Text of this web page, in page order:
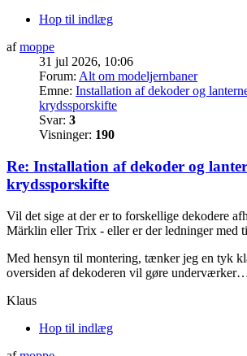
Hop til indlæg
afmoppe
31 jul 2026, 10:06
Forum: Alt om modeljernbaner
Emne: Installation af dekoder og
krydssporskifte
Svar: 3
Visninger: 190
Re: Installation af dekoder og
krydssporskifte
Vil det sige at der er to forskellige dekodere
Märklin eller Trix - eller er der ledninger med
Med hensyn til montering, tænker jeg en tyk
oversiden af dekoderen vil gøre
Klaus
Hop til indlæg